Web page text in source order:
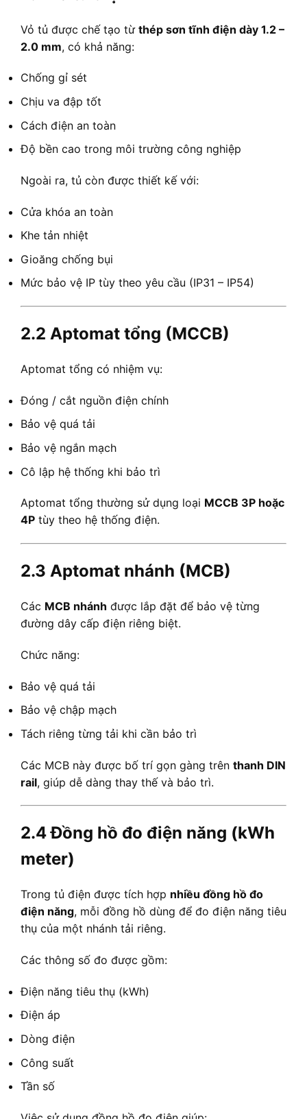
Vỏ tủ được chế tạo từ thép sơn tĩnh điện dày 1.2 –
2.0 mm, có khả năng:
Chống gỉ sét
Chịu va đập tốt
Cách điện an toàn
Độ bền cao trong môi trường công nghiệp
Ngoài ra, tủ còn được thiết kế với:
Cửa khóa an toàn
Khe tản nhiệt
Gioăng chống bụi
Mức bảo vệ IP tùy theo yêu cầu (IP31 – IP54)
2.2 Aptomat tổng (MCCB)
Aptomat tổng có nhiệm vụ:
Đóng / cắt nguồn điện chính
Bảo vệ quá tải
Bảo vệ ngắn mạch
Cô lập hệ thống khi bảo trì
Aptomat tổng thường sử dụng loại MCCB 3P hoặc
4P tùy theo hệ thống điện.
2.3 Aptomat nhánh (MCB)
Các MCB nhánh được lắp đặt để bảo vệ từng
đường dây cấp điện riêng biệt.
Chức năng:
Bảo vệ quá tải
Bảo vệ chập mạch
Tách riêng từng tải khi cần bảo trì
Các MCB này được bố trí gọn gàng trên thanh DIN
rail, giúp dễ dàng thay thế và bảo trì.
2.4 Đồng hồ đo điện năng (kWh
meter)
Trong tủ điện được tích hợp nhiều đồng hồ đo
điện năng, mỗi đồng hồ dùng để đo điện năng tiêu
thụ của một nhánh tải riêng.
Các thông số đo được gồm:
Điện năng tiêu thụ (kWh)
Điện áp
Dòng điện
Công suất
Tần số